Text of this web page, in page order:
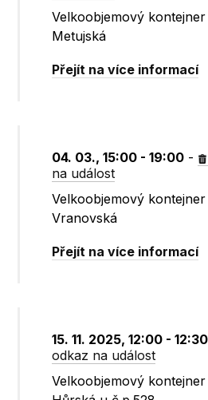
Velkoobjemový
Metujská
Přejít na více informací
04. 03., 15:00 - 19:00 -
na událost
Velkoobjemový
Vranovská
Přejít na více informací
15. 11. 2025, 12:00 - 12:30
odkaz na událost
Velkoobjemový